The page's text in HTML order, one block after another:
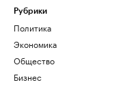
Рубрики
Политика
Экономика
Общество
Бизнес